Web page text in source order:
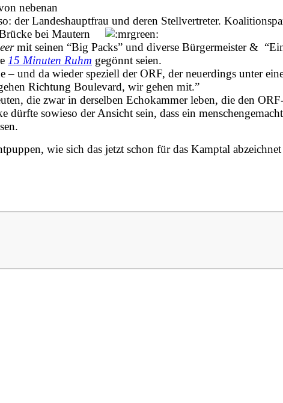
nebenan
der Landeshauptfrau und deren Stellvertreter.
Brücke bei Mautern
mit seinen “Big Packs” und diverse Bürgermeister &
15 Minuten Ruhm gegönnt seien.
und da wieder speziell der ORF, der neuerdings unter
Richtung Boulevard, wir gehen mit.”
die zwar in derselben Echokammer leben, die den
dürfte sowieso der Ansicht sein, dass ein
wie sich das jetzt schon für das Kamptal abzeichnet